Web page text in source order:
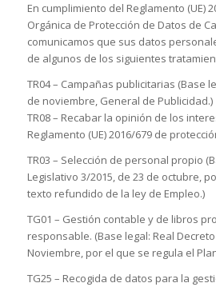
En cumplimiento del Reglamento (UE)
Orgánica de Protección de Datos de
comunicamos que sus datos
de algunos de los siguientes
TR04 – Campañas publicitarias (Base
de noviembre, General de Publicidad.)
TR08 – Recabar la opinión de los
Reglamento (UE) 2016/679 de
TR03 – Selección de personal propio
Legislativo 3/2015, de 23 de octubre,
texto refundido de la ley de Empleo.)
TG01 – Gestión contable y de libros
responsable. (Base legal: Real
Noviembre, por el que se regula el
TG25 – Recogida de datos para la